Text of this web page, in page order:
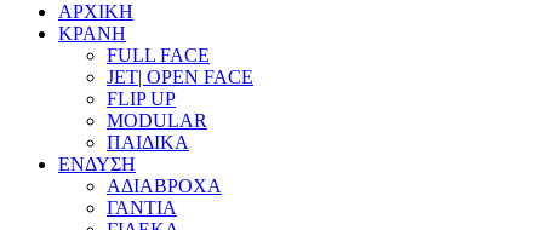
ΑΡΧΙΚΗ
ΚΡΑΝΗ
FULL FACE
JET| OPEN FACE
FLIP UP
MODULAR
ΠΑΙΔΙΚΑ
ΕΝΔΥΣΗ
ΑΔΙΑΒΡΟΧΑ
ΓΑΝΤΙΑ